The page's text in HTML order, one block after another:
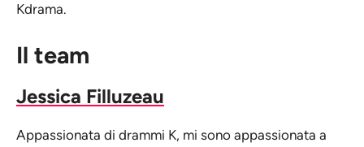
Kdrama.
Il team
Jessica Filluzeau
Appassionata di drammi K, mi sono appassionata a